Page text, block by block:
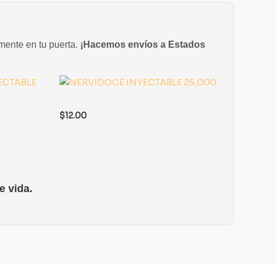
en tu puerta. ¡Hacemos envíos a Estados
$12.00
vida.